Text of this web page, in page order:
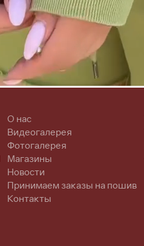
О нас
Видеогалерея
Фотогалерея
Магазины
Новости
Принимаем заказы на пошив
Контакты